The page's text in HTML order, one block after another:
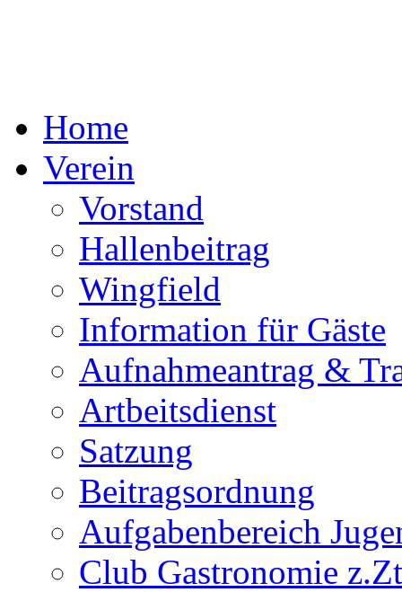
Home
Verein
Vorstand
Hallenbeitrag
Wingfield
Information für Gäste
Aufnahmeantrag &
Artbeitsdienst
Satzung
Beitragsordnung
Aufgabenbereich
Club Gastronomie